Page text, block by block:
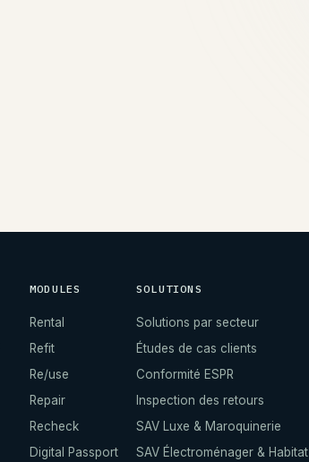
MODULES
Rental
Refit
Re/use
Repair
Recheck
Digital Passport
SOLUTIONS
Solutions par secteur
Études de cas clients
Conformité ESPR
Inspection des retours
SAV Luxe & Maroquinerie
SAV Électroménager & Habitat